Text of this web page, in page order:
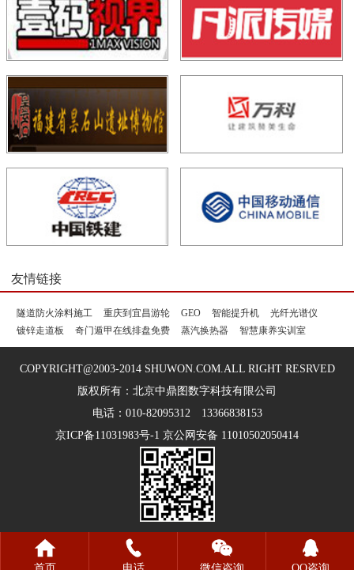
友情链接
隧道防火涂料施工 重庆到宜昌游轮 GEO 智能提升机
光纤光谱仪
镀锌走道板
奇门遁甲在线排盘免费 蒸汽换热器 智慧康养实训室
COPYRIGHT@2003-2014 SHUWON.COM.ALL RIGHT RESRVED
版权所有：北京中鼎图数字科技有限公司
电话：010-82095312 13366838153
京ICP备11031983号-1 京公网安备 11010502050414